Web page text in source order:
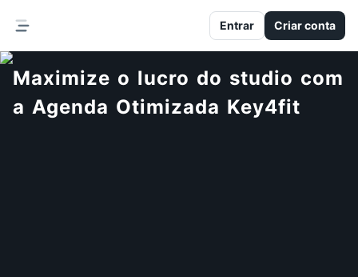
Entrar Criar conta
Maximize o lucro do studio com
a Agenda Otimizada Key4fit